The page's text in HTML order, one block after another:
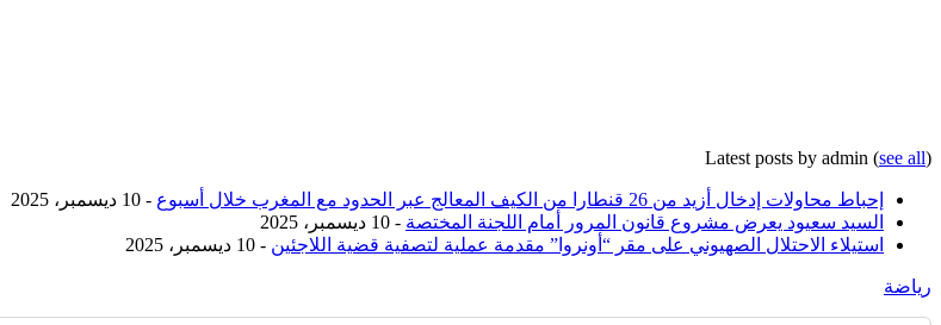
Latest posts by admin (see all)
إحباط محاولات إدخال أزيد من 26 قنطارا من الكيف المعالج عبر الحدود مع المغرب خلال أسبوع
- 10 ديسمبر، 2025
السيد سعيود يعرض مشروع قانون المرور أمام اللجنة المختصة - 10 ديسمبر، 2025
استيلاء الاحتلال الصهيوني على مقر “أونروا” مقدمة عملية لتصفية قضية اللاجئين - 10 ديسمبر، 2025
رياضة